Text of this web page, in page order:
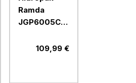
Ramda
JGP6005C,
109,99 €